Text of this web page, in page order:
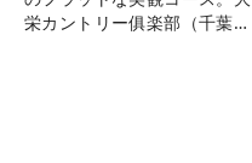
栄カントリー俱楽部（千葉